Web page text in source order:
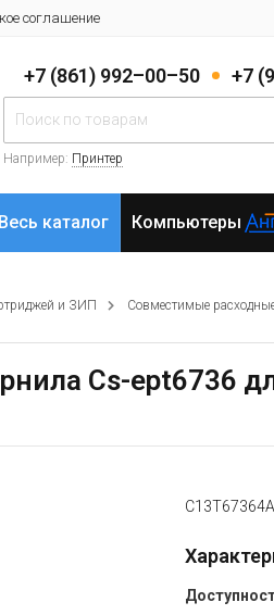
соглашение
+7 (861) 992–00–50 +7
Например: Принтер
Весь каталог Компьютеры
и ЗИП Совместимые
Cs-ept6736
C13T67364A